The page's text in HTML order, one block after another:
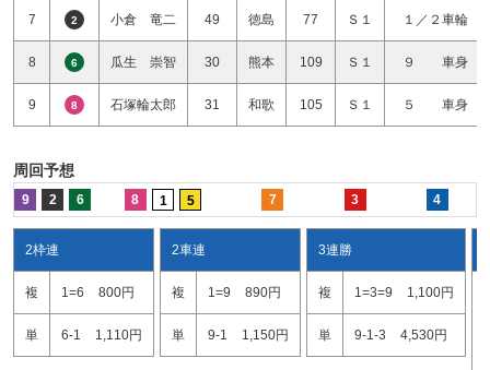
7 2 小倉 竜二 49 徳島 77 Ｓ１ １／２車輪
8 6 瓜生 崇智 30 熊本 109 Ｓ１ ９ 車身
9 8 石塚輪太郎 31 和歌 105 Ｓ１ ５ 車身
周回予想
9 2 6 8 1 5 7 3 4
2枠連
複 1=6 800円
単 6-1 1,110円
2車連
複 1=9 890円
単 9-1 1,150円
3連勝
複 1=3=9 1,100円
単 9-1-3 4,530円